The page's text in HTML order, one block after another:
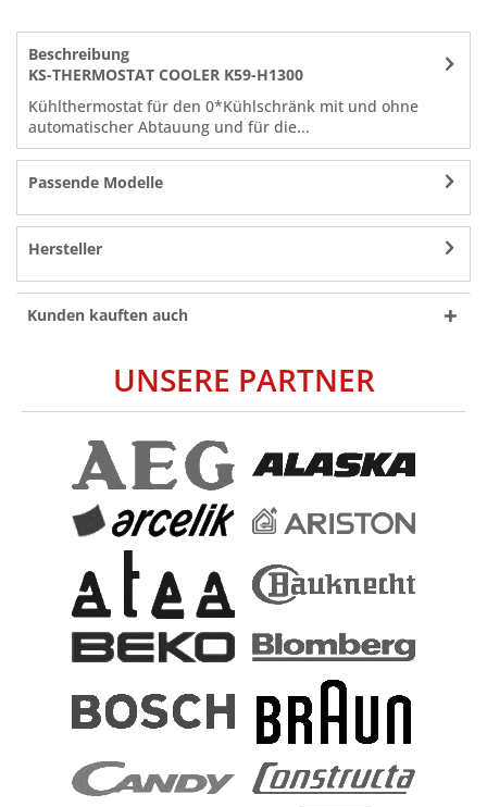
Beschreibung
KS-THERMOSTAT COOLER K59-H1300
Kühlthermostat für den 0*Kühlschränk mit und ohne
automatischer Abtauung und für die...
Passende Modelle
Hersteller
Kunden kauften auch
UNSERE PARTNER